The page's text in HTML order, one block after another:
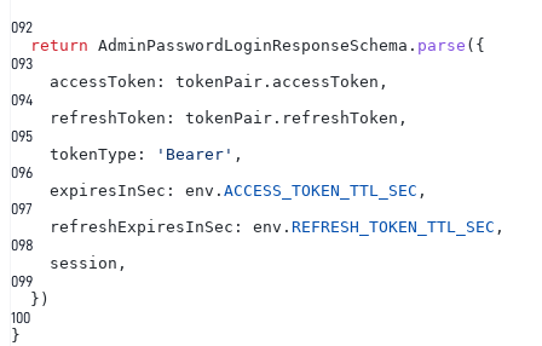
092
return AdminPasswordLoginResponseSchema. parse ({
093
accessToken: tokenPair.accessToken,
094
refreshToken: tokenPair.refreshToken,
095
tokenType: 'Bearer' ,
096
expiresInSec: env. ACCESS_TOKEN_TTL_SEC ,
097
refreshExpiresInSec: env. REFRESH_TOKEN_TTL_SEC ,
098
session,
099
})
100
}